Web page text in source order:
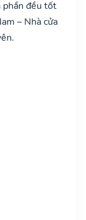
phần đều tốt
– Nhà cửa